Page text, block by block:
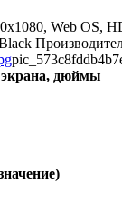
Web OS,
экрана, дюймы